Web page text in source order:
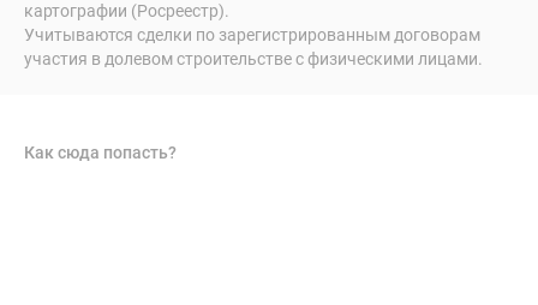
картографии (Росреестр).
Учитываются сделки по зарегистрированным договорам
участия в долевом строительстве с физическими лицами.
Как сюда попасть?